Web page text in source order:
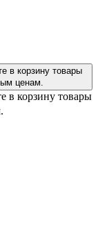
в корзину товары